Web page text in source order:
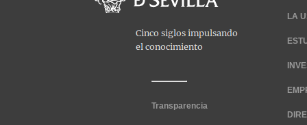
Transparencia
LA